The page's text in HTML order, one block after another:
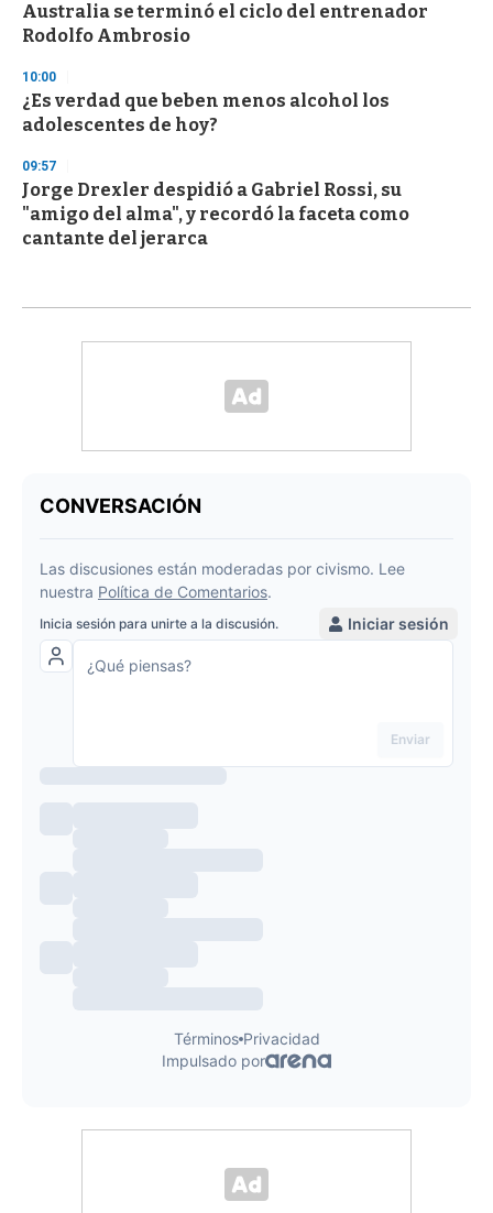
Australia se terminó el ciclo del entrenador
Rodolfo Ambrosio
10:00
¿Es verdad que beben menos alcohol los
adolescentes de hoy?
09:57
Jorge Drexler despidió a Gabriel Rossi, su
"amigo del alma", y recordó la faceta como
cantante del jerarca